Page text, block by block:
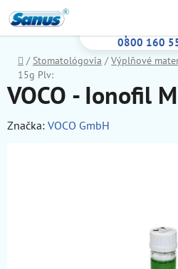
na
obsah
0800 160
Domov
/ Stomatológovia / Výplňové
15g Plv:
VOCO - Ionofil
Značka: VOCO GmbH